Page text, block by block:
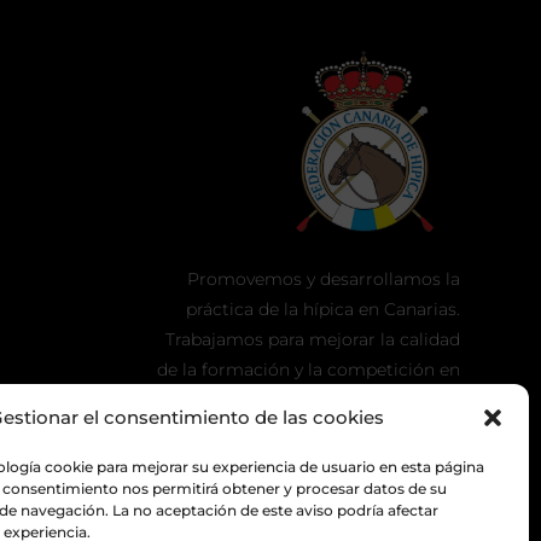
el consentimiento de las cookies
cookie para mejorar su experiencia de usuario en esta página
nos permitirá obtener y procesar datos de su
navegación. La no aceptación de este aviso podría afectar
Promovemos y desarrollamos la
práctica de la hípica en Canarias.
Trabajamos para mejorar la calidad
de la formación y la competición en